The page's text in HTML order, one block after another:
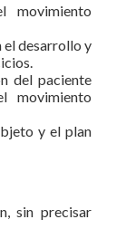
movimiento
desarrollo y
del paciente
movimiento
y el plan
sin precisar